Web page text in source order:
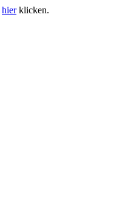
hierklicken.